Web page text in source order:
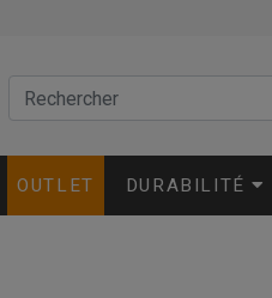
OUTLET DURABILITÉ